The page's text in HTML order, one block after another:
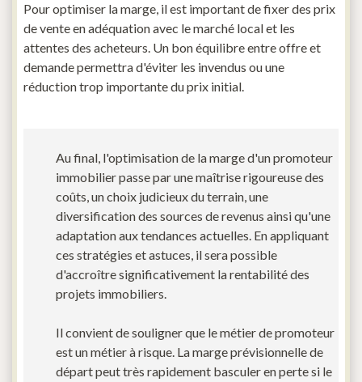
Pour optimiser la marge, il est important de fixer des prix
de vente en adéquation avec le marché local et les
attentes des acheteurs. Un bon équilibre entre offre et
demande permettra d'éviter les invendus ou une
réduction trop importante du prix initial.
Au final, l'optimisation de la marge d'un promoteur
immobilier passe par une maîtrise rigoureuse des
coûts, un choix judicieux du terrain, une
diversification des sources de revenus ainsi qu'une
adaptation aux tendances actuelles. En appliquant
ces stratégies et astuces, il sera possible
d'accroître significativement la rentabilité des
projets immobiliers.
Il convient de souligner que le métier de promoteur
est un métier à risque. La marge prévisionnelle de
départ peut très rapidement basculer en perte si le